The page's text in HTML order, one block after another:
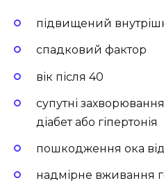
підвищений
спадковий фактор
вік після 40
супутні
діабет або гіпертонія
пошкодження ока
надмірне вживання